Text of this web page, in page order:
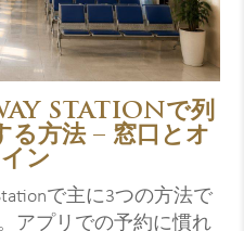
STATIONで列
る方法 – 窓口とオ
ン
で主に3つの方法で
アプリでの予約に慣れ